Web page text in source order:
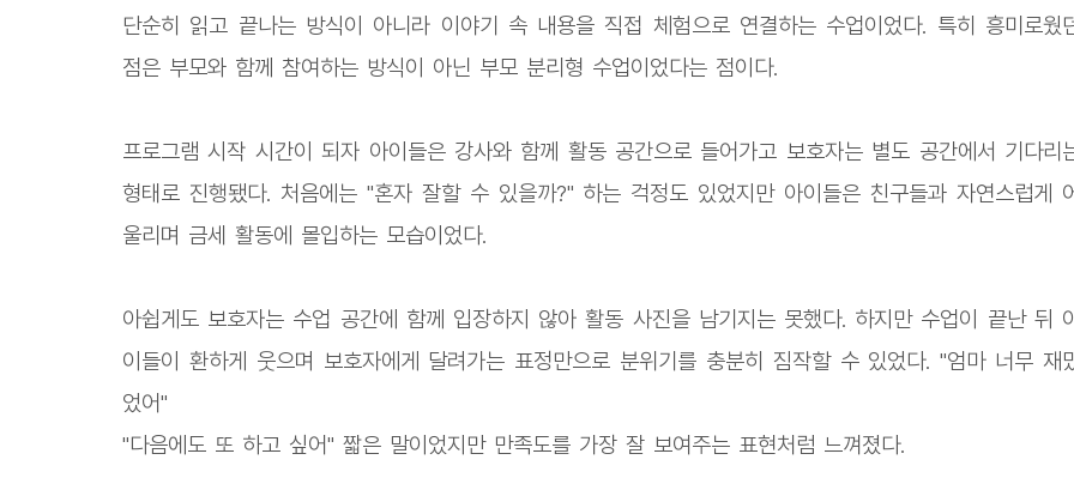
단순히 읽고 끝나는 방식이 아니라 이야기 속 내용을 직접 체험으로 연결하는 수업이었다. 특히 흥미로웠
점은 부모와 함께 참여하는 방식이 아닌 부모 분리형 수업이었다는 점이다.
프로그램 시작 시간이 되자 아이들은 강사와 함께 활동 공간으로 들어가고 보호자는 별도 공간에서 기다리
형태로 진행됐다. 처음에는 "혼자 잘할 수 있을까?" 하는 걱정도 있었지만 아이들은 친구들과 자연스럽게
울리며 금세 활동에 몰입하는 모습이었다.
아쉽게도 보호자는 수업 공간에 함께 입장하지 않아 활동 사진을 남기지는 못했다. 하지만 수업이 끝난 뒤
이들이 환하게 웃으며 보호자에게 달려가는 표정만으로 분위기를 충분히 짐작할 수 있었다. "엄마 너무 재
었어"
"다음에도 또 하고 싶어" 짧은 말이었지만 만족도를 가장 잘 보여주는 표현처럼 느껴졌다.